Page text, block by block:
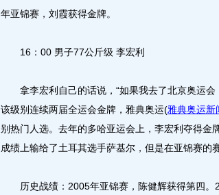
年亚锦赛，刘霞获得金牌。
16：00 男子77公斤级 李宏利
拿李宏利自己的话说，“如果我去了北京奥运会
该级别连续两届全运会金牌，雅典奥运(雅典奥运新
别热门人选。去年的多哈亚运会上，李宏利夺得金
成绩上输给了土耳其选手萨基尔，但是在亚锦赛的
历史战绩：2005年亚锦赛，陈健辉获得第四。